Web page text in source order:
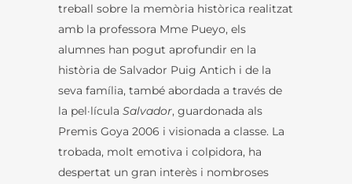
treball sobre la memòria històrica realitzat
amb la professora Mme Pueyo, els
alumnes han pogut aprofundir en la
història de Salvador Puig Antich i de la
seva família, també abordada a través de
la pel·lícula Salvador, guardonada als
Premis Goya 2006 i visionada a classe. La
trobada, molt emotiva i colpidora, ha
despertat un gran interès i nombroses